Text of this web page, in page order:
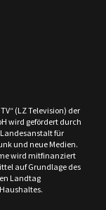
(LZ Television) der
wird gefördert durch
für
und neue Medien.
wird mitfinanziert
auf Grundlage des
Landtag